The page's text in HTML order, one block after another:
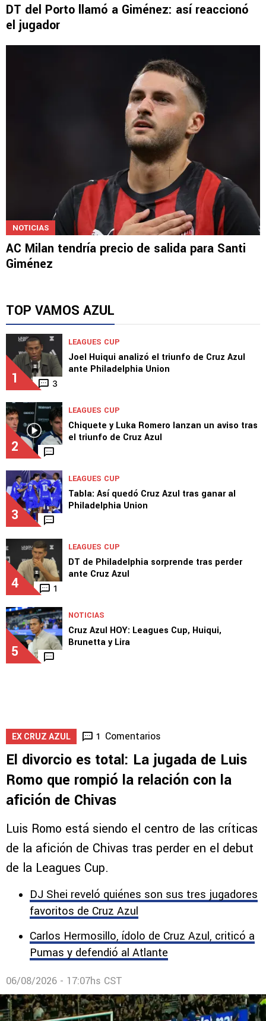
DT del Porto llamó a Giménez: así reaccionó
el jugador
NOTICIAS
AC Milan tendría precio de salida para Santi
Giménez
TOP VAMOS AZUL
1 3
LEAGUES CUP
Joel Huiqui analizó el triunfo de Cruz Azul
ante Philadelphia Union
2
LEAGUES CUP
Chiquete y Luka Romero lanzan un aviso tras
el triunfo de Cruz Azul
3
LEAGUES CUP
Tabla: Así quedó Cruz Azul tras ganar al
Philadelphia Union
4 1
LEAGUES CUP
DT de Philadelphia sorprende tras perder
ante Cruz Azul
5
NOTICIAS
Cruz Azul HOY: Leagues Cup, Huiqui,
Brunetta y Lira
EX CRUZ AZUL 1 Comentarios
El divorcio es total: La jugada de Luis
Romo que rompió la relación con la
afición de Chivas
Luis Romo está siendo el centro de las críticas
de la afición de Chivas tras perder en el debut
de la Leagues Cup.
DJ Shei reveló quiénes son sus tres jugadores
favoritos de Cruz Azul
Carlos Hermosillo, ídolo de Cruz Azul, criticó a
Pumas y defendió al Atlante
06/08/2026 - 17:07hs CST